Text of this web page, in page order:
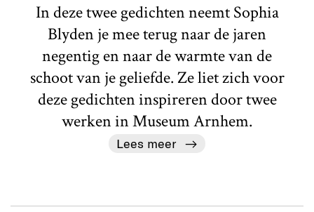
In deze twee gedichten neemt Sophia
Blyden je mee terug naar de jaren
negentig en naar de warmte van de
schoot van je geliefde. Ze liet zich voor
deze gedichten inspireren door twee
werken in Museum Arnhem.
Lees meer